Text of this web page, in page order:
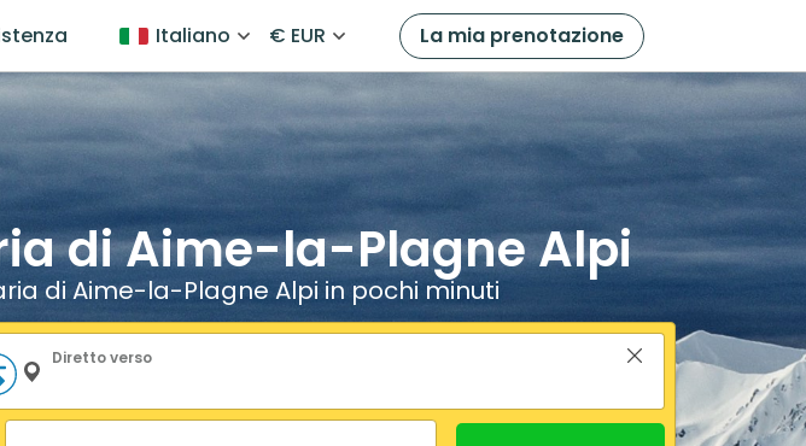
Italiano € EUR La mia prenotazione
di Aime-la-Plagne Alpi
di Aime-la-Plagne Alpi in pochi minuti
Diretto verso